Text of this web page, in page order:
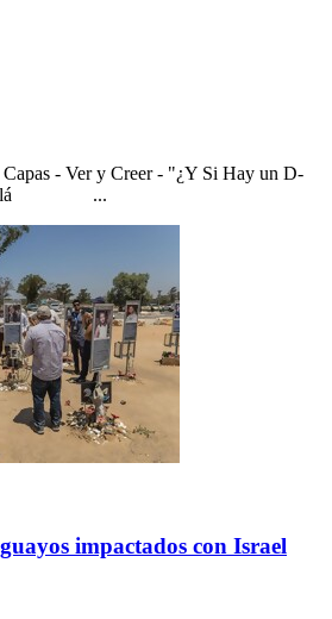
- Ver y Creer - "¿Y Si Hay un D-
de Jalá ...
impactados con Israel